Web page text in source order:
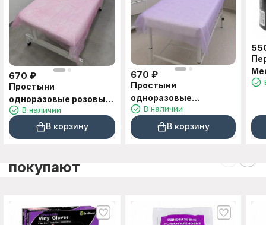
670 ₽
Простыни
одноразовые розовые
в рулоне 70*200см
100шт
В наличии
В корзину
670 ₽
Простыни
одноразовые
сиреневые в рулоне
70*200см 100шт
В наличии
В корзину
XL
покупают